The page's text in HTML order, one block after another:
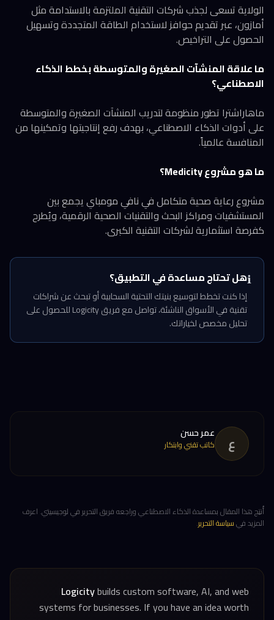
الولاية تسعى لجذب شركات التقنية الملتزمة بالاستدامة مثل
أمازون، عبر تقديم حوافز لاستخدام الطاقة المتجددة وتسهيل
الحصول على التراخيص.
ما علاقة المنشآت الصغيرة والمتوسطة بخطط الذكاء
الاصطناعي؟
ماهاراشترا تطور منظومة لتدريب المنشآت الصغيرة والمتوسطة
على أدوات الذكاء الاصطناعي، بهدف رفع إنتاجيتها وتمكينها من
المنافسة عالمياً.
ما هو مشروع Medicity؟
مشروع رعاية صحية متكامل في نافي مومباي يجمع بين
المستشفيات ومراكز البحث والتقنيات الصحية الرقمية، ويُطرح
كفرصة استثمارية لشركات التقنية الكبرى.
ℹ️هل تحتاج مساعدة في التطبيق؟
إذا كنت تخطط لتوسيع بنيتك التحتية السحابية أو تبحث عن شراكات
تقنية في الأسواق الناشئة، تواصل مع فريق Logicity للحصول على
تحليل مخصص لخياراتك.
ع عمر حسن
كاتب تقني وابتكار
أُنتِج هذا المقال بمساعدة الذكاء الاصطناعي وراجعه فريق التحرير في لوجيسيتي. اعرف
المزيد فيسياسة التحرير.
Logicitybuilds custom software, AI, and web
systems for businesses. If you have an idea worth